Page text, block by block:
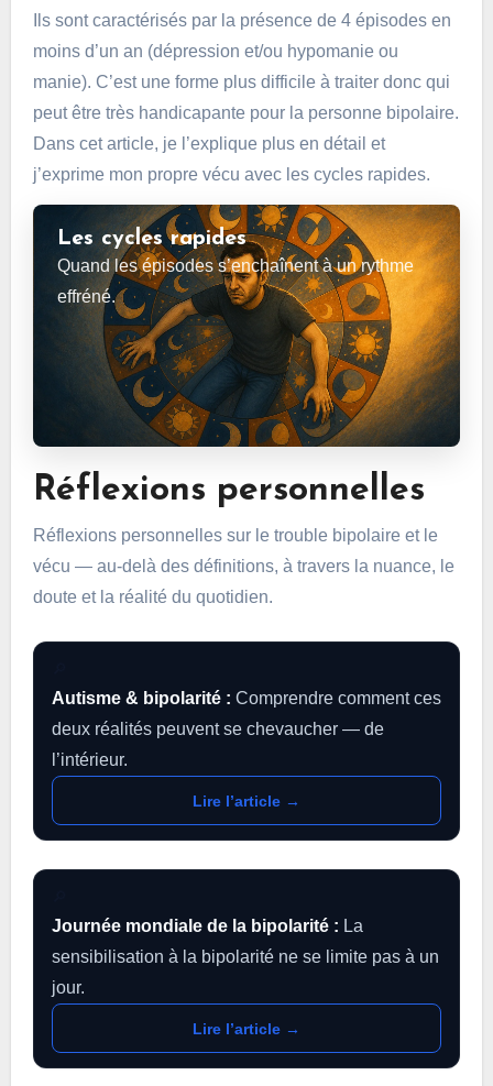
Ils sont caractérisés par la présence de 4 épisodes en
moins d’un an (dépression et/ou hypomanie ou
manie). C’est une forme plus difficile à traiter donc qui
peut être très handicapante pour la personne bipolaire.
Dans cet article, je l’explique plus en détail et
j’exprime mon propre vécu avec les cycles rapides.
Les cycles rapides
Quand les épisodes s’enchaînent à un rythme
effréné.
Réflexions personnelles
Réflexions personnelles sur le trouble bipolaire et le
vécu — au-delà des définitions, à travers la nuance, le
doute et la réalité du quotidien.
Autisme & bipolarité : Comprendre comment ces
deux réalités peuvent se chevaucher — de
l’intérieur.
Lire l’article →
Journée mondiale de la bipolarité : La
sensibilisation à la bipolarité ne se limite pas à un
jour.
Lire l’article →